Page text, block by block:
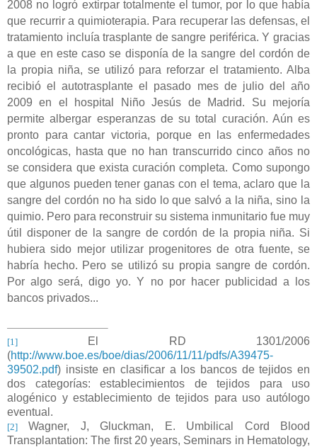
2008 no logró extirpar totalmente el tumor, por lo que había
que recurrir a quimioterapia. Para recuperar las defensas, el
tratamiento incluía trasplante de sangre periférica. Y gracias
a que en este caso se disponía de la sangre del cordón de
la propia niña, se utilizó para reforzar el tratamiento. Alba
recibió el autotrasplante el pasado mes de julio del año
2009 en el hospital Niño Jesús de Madrid. Su mejoría
permite albergar esperanzas de su total curación. Aún es
pronto para cantar victoria, porque en las enfermedades
oncológicas, hasta que no han transcurrido cinco años no
se considera que exista curación completa. Como supongo
que algunos pueden tener ganas con el tema, aclaro que la
sangre del cordón no ha sido lo que salvó a la niña, sino la
quimio. Pero para reconstruir su sistema inmunitario fue muy
útil disponer de la sangre de cordón de la propia niña. Si
hubiera sido mejor utilizar progenitores de otra fuente, se
habría hecho. Pero se utilizó su propia sangre de cordón.
Por algo será, digo yo. Y no por hacer publicidad a los
bancos privados...
[1] El RD 1301/2006
(http://www.boe.es/boe/dias/2006/11/11/pdfs/A39475-
39502.pdf) insiste en clasificar a los bancos de tejidos en
dos categorías: establecimientos de tejidos para uso
alogénico y establecimiento de tejidos para uso autólogo
eventual.
[2] Wagner, J, Gluckman, E. Umbilical Cord Blood
Transplantation: The first 20 years, Seminars in Hematology,